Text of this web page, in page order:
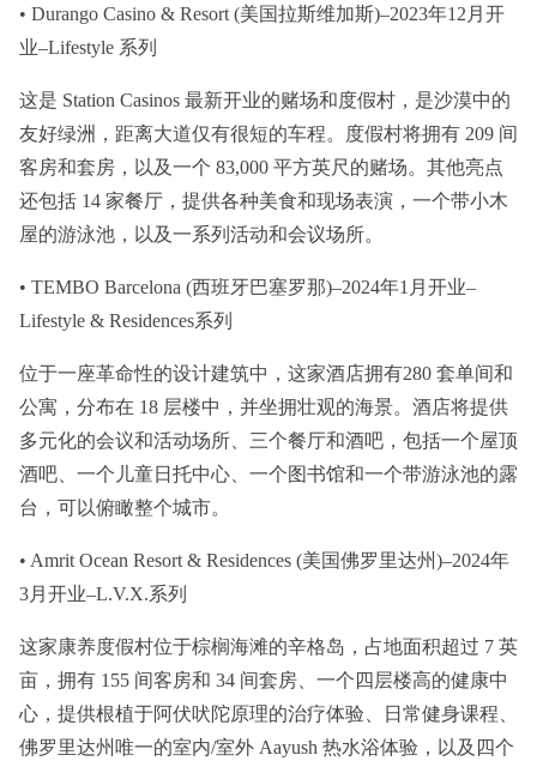
• Durango Casino & Resort (美国拉斯维加斯)–2023年12月开
业–Lifestyle 系列
这是 Station Casinos 最新开业的赌场和度假村，是沙漠中的
友好绿洲，距离大道仅有很短的车程。度假村将拥有 209 间
客房和套房，以及一个 83,000 平方英尺的赌场。其他亮点
还包括 14 家餐厅，提供各种美食和现场表演，一个带小木
屋的游泳池，以及一系列活动和会议场所。
• TEMBO Barcelona (西班牙巴塞罗那)–2024年1月开业–
Lifestyle & Residences系列
位于一座革命性的设计建筑中，这家酒店拥有280 套单间和
公寓，分布在 18 层楼中，并坐拥壮观的海景。酒店将提供
多元化的会议和活动场所、三个餐厅和酒吧，包括一个屋顶
酒吧、一个儿童日托中心、一个图书馆和一个带游泳池的露
台，可以俯瞰整个城市。
• Amrit Ocean Resort & Residences (美国佛罗里达州)–2024年
3月开业–L.V.X.系列
这家康养度假村位于棕榈海滩的辛格岛，占地面积超过 7 英
亩，拥有 155 间客房和 34 间套房、一个四层楼高的健康中
心，提供根植于阿伏吠陀原理的治疗体验、日常健身课程、
佛罗里达州唯一的室内/室外 Aayush 热水浴体验，以及四个